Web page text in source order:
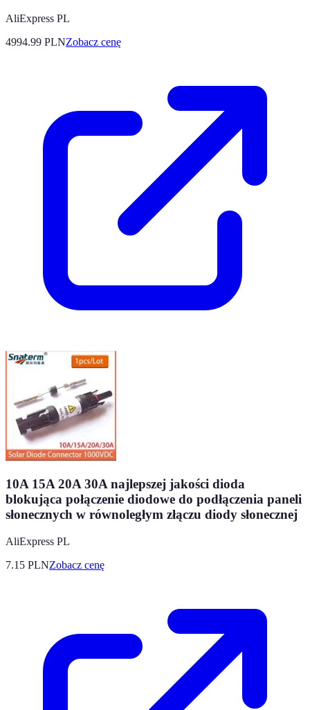
AliExpress PL
4994.99 PLNZobacz cenę
10A 15A 20A 30A najlepszej jakości dioda
blokująca połączenie diodowe do podłączenia paneli
słonecznych w równoległym złączu diody słonecznej
AliExpress PL
7.15 PLNZobacz cenę